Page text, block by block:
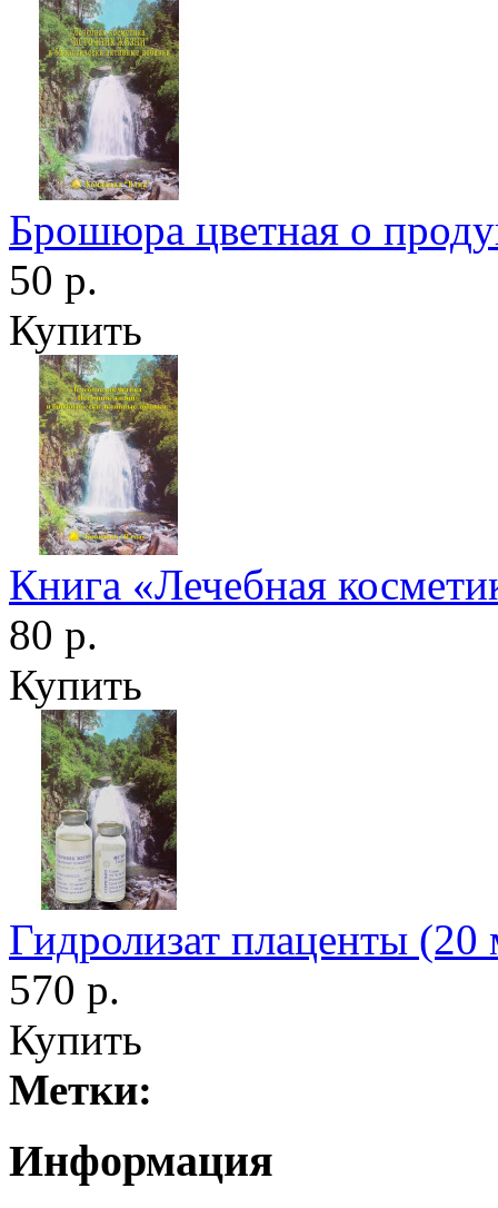
Брошюра цветная о
50 р.
Купить
Книга «Лечебная
80 р.
Купить
Гидролизат плаценты (20
570 р.
Купить
Метки:
Информация